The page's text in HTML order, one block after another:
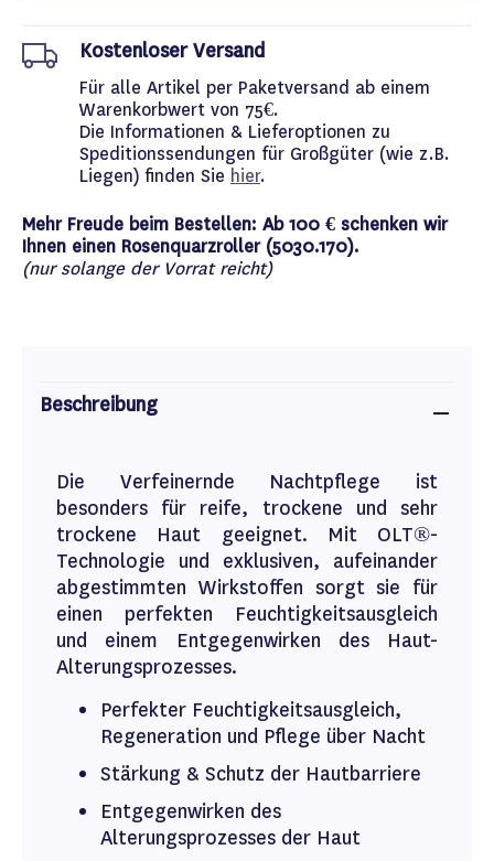
Kostenloser Versand
Für alle Artikel per Paketversand ab einem
Warenkorbwert von 75€.
Die Informationen & Lieferoptionen zu
Speditionssendungen für Großgüter (wie z.B.
Liegen) finden Sie hier.
Mehr Freude beim Bestellen: Ab 100 € schenken wir
Ihnen einen Rosenquarzroller (5030.170).
(nur solange der Vorrat reicht)
Beschreibung
Die Verfeinernde Nachtpflege ist
besonders für reife, trockene und sehr
trockene Haut geeignet. Mit OLT®-
Technologie und exklusiven, aufeinander
abgestimmten Wirkstoffen sorgt sie für
einen perfekten Feuchtigkeitsausgleich
und einem Entgegenwirken des Haut-
Alterungsprozesses.
Perfekter Feuchtigkeitsausgleich,
Regeneration und Pflege über Nacht
Stärkung & Schutz der Hautbarriere
Entgegenwirken des
Alterungsprozesses der Haut